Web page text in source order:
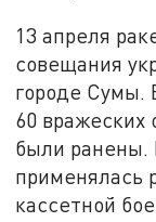
13 апреля
совещания
городе Сумы.
60 вражеских
были ранены.
применялась
кассетной